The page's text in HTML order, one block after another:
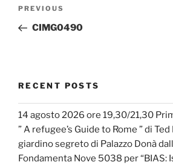
Previous
Post
PREVIOUS
CIMG0490
RECENT POSTS
14 agosto 2026 ore 19,30/21,30
” A refugee’s Guide to Rome ” di
giardino segreto di Palazzo Donà
Fondamenta Nove 5038 per “BIAS: